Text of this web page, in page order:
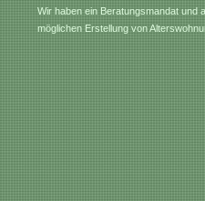
Wir haben ein Beratungsmandat und
möglichen Erstellung von